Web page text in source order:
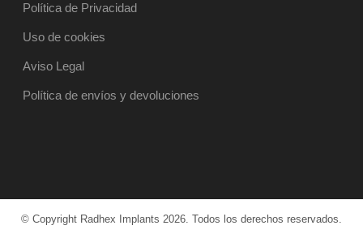
Política de Privacidad
Uso de cookies
Aviso Legal
Política de envíos y devoluciones
© Copyright Radhex Implants 2026. Todos los derechos reservados.